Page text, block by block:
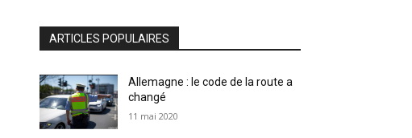
ARTICLES POPULAIRES
Allemagne : le code de la route a
changé
11 mai 2020